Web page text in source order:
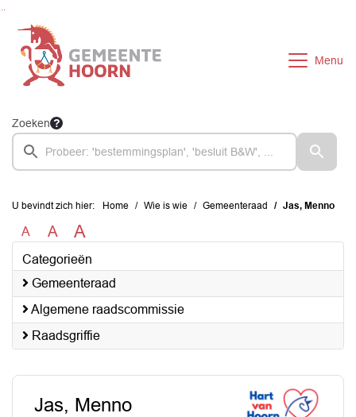
Menu
Zoeken
U bevindt zich hier: Home Wie is wie Gemeenteraad Jas, Menno
A A A
Categorieën
Gemeenteraad
Algemene raadscommissie
Raadsgriffie
Jas, Menno